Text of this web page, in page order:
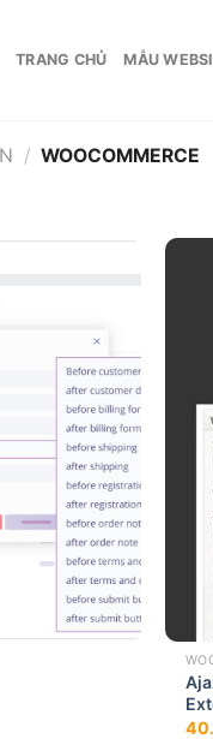
TRANG CHỦ MẪU
/ WOOCOMMERCE